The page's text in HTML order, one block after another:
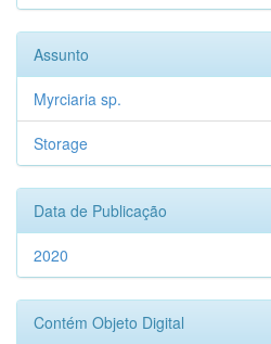
Assunto
Myrciaria sp.
Storage
Data de Publicação
2020
Contém Objeto Digital